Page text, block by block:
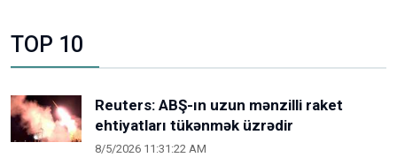
TOP 10
Reuters: ABŞ-ın uzun mənzilli raket
ehtiyatları tükənmək üzrədir
8/5/2026 11:31:22 AM